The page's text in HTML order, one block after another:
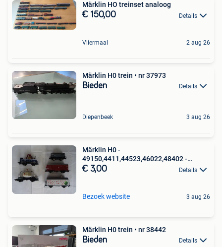
Märklin HO treinset analoog
€ 150,00 Details
Vliermaal 2 aug 26
Märklin H0 trein • nr 37973
Bieden Details
Diepenbeek 3 aug 26
Märklin H0 -
49150,4411,44523,46022,48402 -
Modeltrein
€ 3,00 Details
Bezoek website 3 aug 26
Märklin H0 trein • nr 38442
Bieden Details